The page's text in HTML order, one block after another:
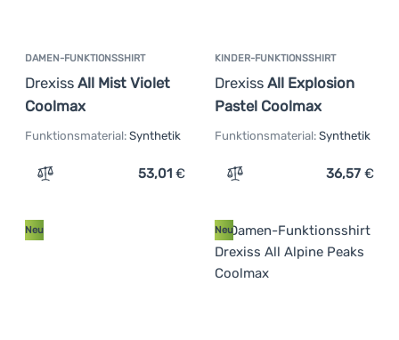
DAMEN-FUNKTIONSSHIRT
Drexiss All Mist Violet
Coolmax
Funktionsmaterial: Synthetik
Zum Vergleich 'Damen-Funktionsshirt Drexiss All Mist
53,01 €
KINDER-FUNKTIONSSHIRT
Drexiss All Explosion
Pastel Coolmax
Funktionsmaterial: Synthetik
Zum Vergleich 'Kinder-
36,57 €
Neu Neu